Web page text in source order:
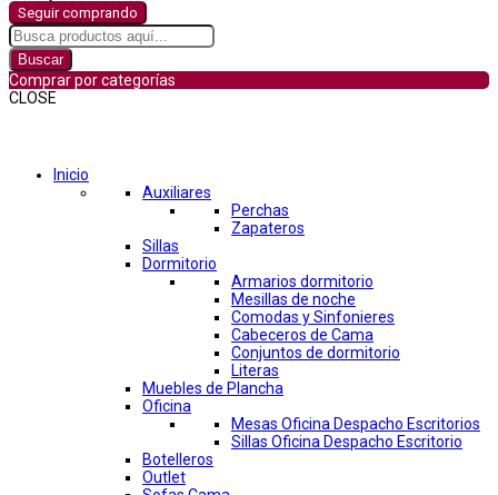
Seguir comprando
Buscar
Comprar por categorías
CLOSE
Inicio
Auxiliares
Perchas
Zapateros
Sillas
Dormitorio
Armarios dormitorio
Mesillas de noche
Comodas y Sinfonieres
Cabeceros de Cama
Conjuntos de dormitorio
Literas
Muebles de Plancha
Oficina
Mesas Oficina Despacho Escritorios
Sillas Oficina Despacho Escritorio
Botelleros
Outlet